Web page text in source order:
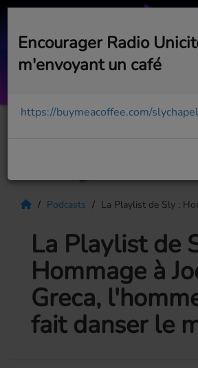
The Blackout
Podcasts La Playlist de Sly : Hommage à Joe La
La Playlist de
Hommage à
Greca,
fait danser le
Encourager Radio
m'envoyant un café
https://buymeacoffee.com/slychapel